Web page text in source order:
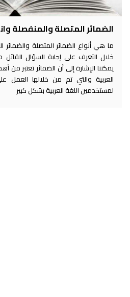
الضمائر المتصلة والمنفصلة
ما هي أنواع الضمائر المتصلة والضمائر
خلال التعرف على إجابة السؤال
يمكننا الإشارة إلى أن الضمائر تعتبر
العربية والتي تم من خلالها العمل
لمستخدمين اللغة العربية بشكل كبير